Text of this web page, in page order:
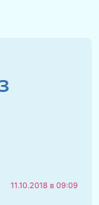
11.10.2018 в 09:09